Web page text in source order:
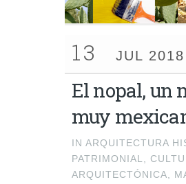
13 JUL 2018
El nopal, un
muy
IN ARQUITECTURA
PATRIMONIAL,
ARQUITECTÓNICA,